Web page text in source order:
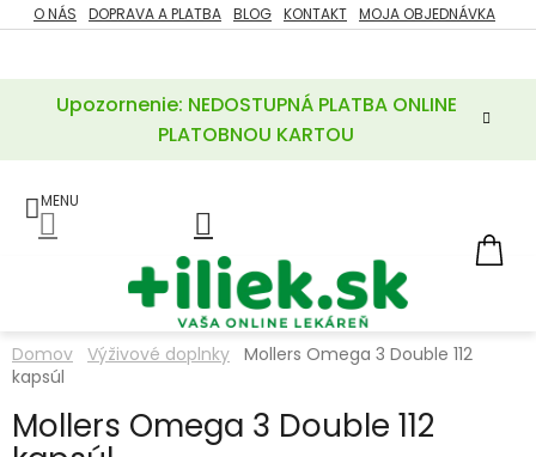
Prejsť
na
Upozornenie: NEDOSTUPNÁ PLATBA ONLINE
PLATOBNOU KARTOU
O NÁS DOPRAVA A PLATBA BLOG KONTAKT MOJA OBJEDNÁVKA
ZĽAVY
POTREBY
A
LIEKY
VITAMÍNY
MINERÁLY
Domov Výživové doplnky Mollers Omega 3 Double 112
kapsúl
Mollers Omega 3 Double 112